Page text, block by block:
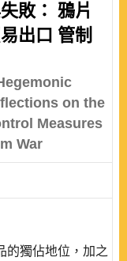
敗： 鴉片
出口 管制
on the
Measures
War
的獨佔地位，加之